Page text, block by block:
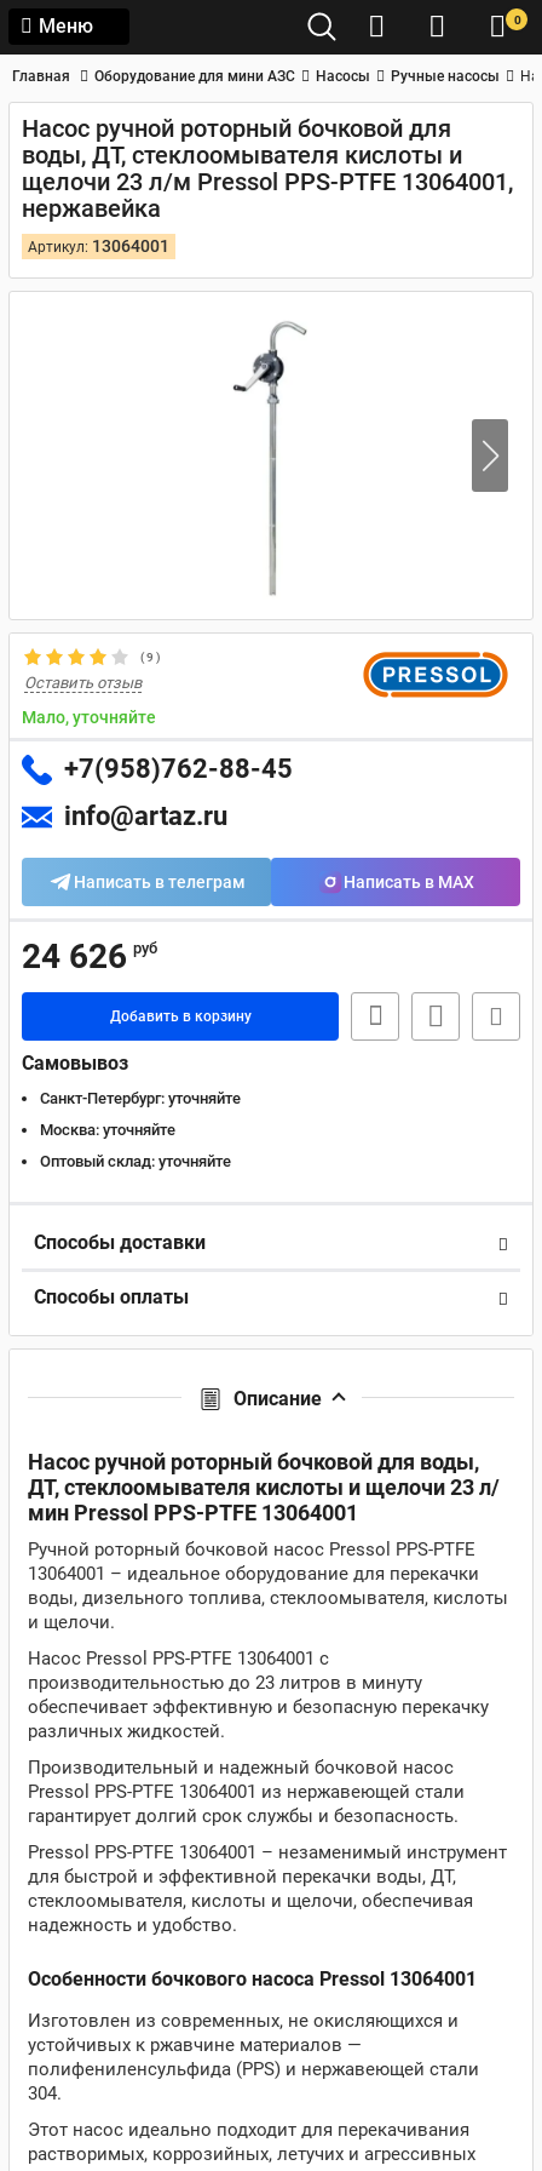
Меню 0
Главная Оборудование для мини АЗС Насосы Ручные насосы
Насос ручной роторный бочковой для
воды, ДТ, стеклоомывателя кислоты и
щелочи 23 л/м Pressol PPS-PTFE 13064001,
нержавейка
Артикул: 13064001
(9 )
Оставить отзыв
Мало, уточняйте
+7(958)762-88-45
info@artaz.ru
Написать в телеграм Написать в MAX
24 626 руб
Добавить в корзину
Самовывоз
Санкт-Петербург: уточняйте
Москва: уточняйте
Оптовый склад: уточняйте
Способы доставки
Способы оплаты
Описание
Насос ручной роторный бочковой для воды,
ДТ, стеклоомывателя кислоты и щелочи 23 л/
мин Pressol PPS-PTFE 13064001
Ручной роторный бочковой насос Pressol PPS-PTFE
13064001 – идеальное оборудование для перекачки
воды, дизельного топлива, стеклоомывателя, кислоты
и щелочи.
Насос Pressol PPS-PTFE 13064001 с
производительностью до 23 литров в минуту
обеспечивает эффективную и безопасную перекачку
различных жидкостей.
Производительный и надежный бочковой насос
Pressol PPS-PTFE 13064001 из нержавеющей стали
гарантирует долгий срок службы и безопасность.
Pressol PPS-PTFE 13064001 – незаменимый инструмент
для быстрой и эффективной перекачки воды, ДТ,
стеклоомывателя, кислоты и щелочи, обеспечивая
надежность и удобство.
Особенности бочкового насоса Pressol 13064001
Изготовлен из современных, не окисляющихся и
устойчивых к ржавчине материалов —
полифениленсульфида (PPS) и нержавеющей стали
304.
Этот насос идеально подходит для перекачивания
растворимых, коррозийных, летучих и агрессивных